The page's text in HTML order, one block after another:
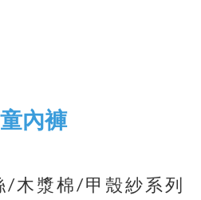
內褲
/木漿棉/甲殼紗系列